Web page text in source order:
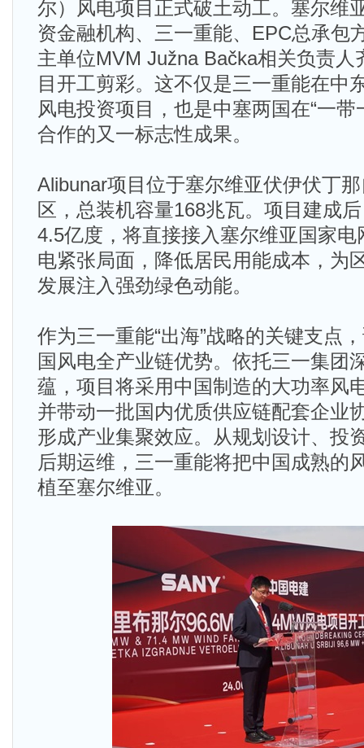
尔）风电项目正式破土动工。塞尔维
资金融机构、三一重能、EPC总承包
主单位MVM Južna Bačka相关负责人
目开工剪彩。这不仅是三一重能在中
风电投资项目，也是中塞两国在“一带
合作的又一标志性成果。
Alibunar项目位于塞尔维亚伏伊伏丁
区，总装机容量168兆瓦。项目建成
4.5亿度，将直接接入塞尔维亚国家
电紧张局面，降低居民用能成本，为
发展注入强劲绿色动能。
作为三一重能“出海”战略的关键支点
国风电全产业链优势。依托三一集团
蕴，项目将采用中国制造的大功率风
并带动一批国内优质供应链配套企业
形成产业集聚效应。从规划设计、投
后期运维，三一重能将把中国成熟的
植至塞尔维亚。